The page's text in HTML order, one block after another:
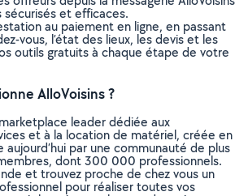
sécurisés et efficaces.
au paiement en ligne, en passant
vous, l’état des lieux, les devis et les
outils gratuits à chaque étape de votre
AlloVoisins ?
leader dédiée aux
et à la location de matériel, créée en
par une communauté de plus
dont 300 000 professionnels.
et trouvez proche de chez vous un
pour réaliser toutes vos